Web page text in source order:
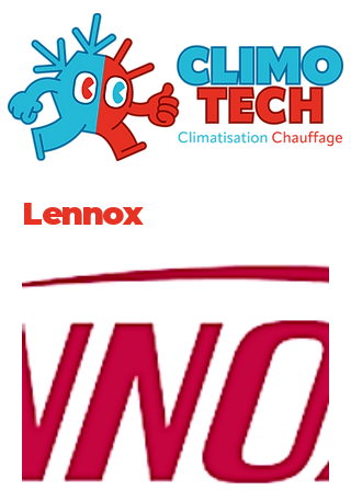
Lennox